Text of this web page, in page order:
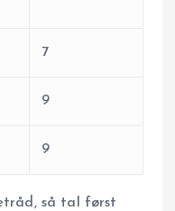
7
9
9
så tal først